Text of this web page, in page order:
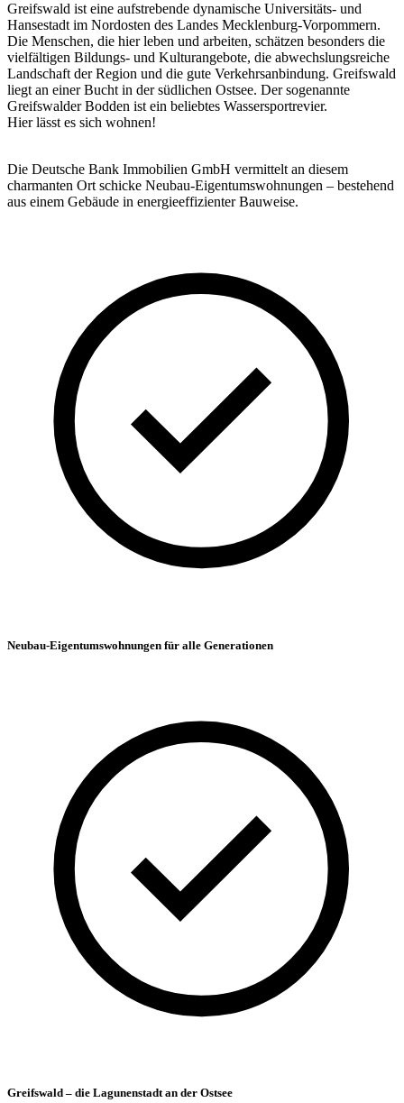
Greifswald ist eine aufstrebende dynamische Universitäts- und
Hansestadt im Nordosten des Landes Mecklenburg-Vorpommern.
Die Menschen, die hier leben und arbeiten, schätzen besonders die
vielfältigen Bildungs- und Kulturangebote, die abwechslungsreiche
Landschaft der Region und die gute Verkehrsanbindung. Greifswald
liegt an einer Bucht in der südlichen Ostsee. Der sogenannte
Greifswalder Bodden ist ein beliebtes Wassersportrevier.
Hier lässt es sich wohnen!
Die Deutsche Bank Immobilien GmbH vermittelt an diesem
charmanten Ort schicke Neubau-Eigentumswohnungen – bestehend
aus einem Gebäude in energieeffizienter Bauweise.
Neubau-Eigentumswohnungen für alle Generationen
Greifswald – die Lagunenstadt an der Ostsee